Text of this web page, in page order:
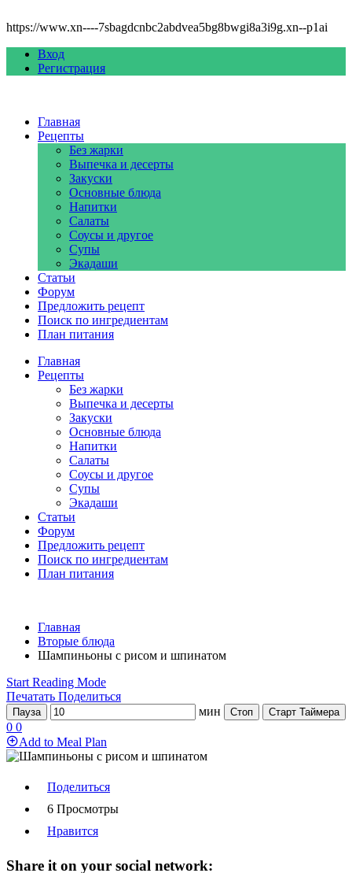
https://www.xn----7sbagdcnbc2abdvea5bg8bwgi8a3i9g.xn--p1ai
Вход
Регистрация
Главная
Рецепты
Без жарки
Выпечка и десерты
Закуски
Основные блюда
Напитки
Салаты
Соусы и другое
Супы
Экадаши
Статьи
Форум
Предложить рецепт
Поиск по ингредиентам
План питания
Главная
Рецепты
Без жарки
Выпечка и десерты
Закуски
Основные блюда
Напитки
Салаты
Соусы и другое
Супы
Экадаши
Статьи
Форум
Предложить рецепт
Поиск по ингредиентам
План питания
Главная
Вторые блюда
Шампиньоны с рисом и шпинатом
Start Reading Mode
Печатать Поделиться
Пауза мин Стоп Старт Таймера
0 0
Add to Meal Plan
Поделиться
6 Просмотры
Нравится
Share it on your social network: